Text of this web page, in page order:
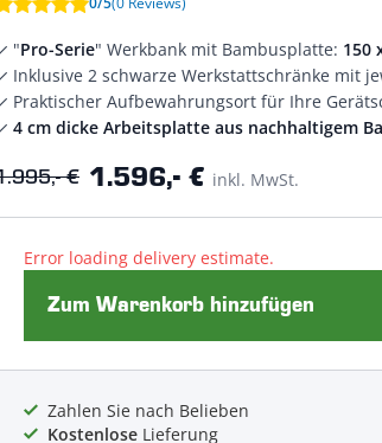
"Pro-Serie" Werkbank mit Bambusplatte: 150
Inklusive 2 schwarze Werkstattschränke mit
Praktischer Aufbewahrungsort für Ihre
4 cm dicke Arbeitsplatte aus nachhaltigem
€ 1.596,- € inkl. MwSt.
Error loading delivery estimate.
Zum Warenkorb hinzufügen
Zahlen Sie nach Belieben
Kostenlose Lieferung